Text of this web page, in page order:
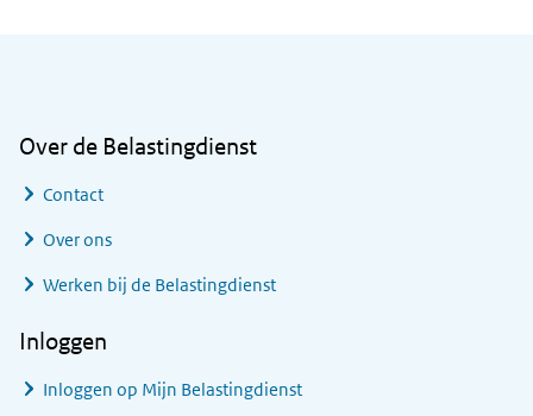
Over de Belastingdienst
Contact
Over ons
Werken bij de Belastingdienst
Inloggen
Inloggen op Mijn Belastingdienst